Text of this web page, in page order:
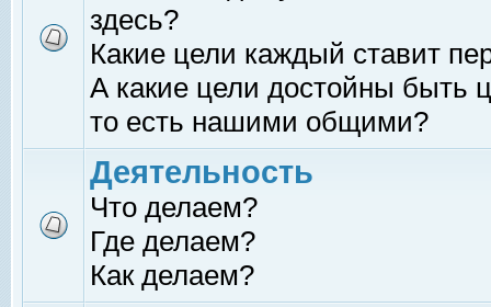
здесь?
Какие цели каждый ставит
А какие цели достойны быть
то есть нашими общими?
Деятельность
Что делаем?
Где делаем?
Как делаем?